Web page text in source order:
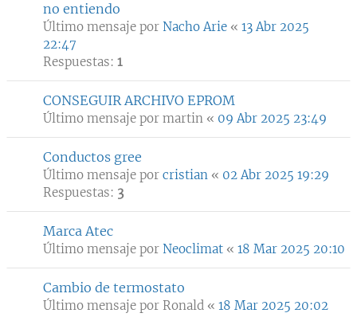
no entiendo
Último mensaje por Nacho Arie « 13 Abr 2025
22:47
Respuestas: 1
CONSEGUIR ARCHIVO EPROM
Último mensaje por martin « 09 Abr 2025 23:49
Conductos gree
Último mensaje por cristian « 02 Abr 2025 19:29
Respuestas: 3
Marca Atec
Último mensaje por Neoclimat « 18 Mar 2025 20:10
Cambio de termostato
Último mensaje por Ronald « 18 Mar 2025 20:02